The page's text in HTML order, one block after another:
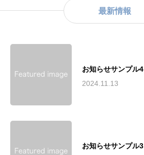
最新情報
お知らせサンプル4
2024.11.13
お知らせサンプル3